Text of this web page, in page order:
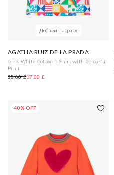
Добавить сразу
AGATHA RUIZ DE LA PRADA
Girls White Cotton T-Shirt with Colourful
Print
28,00 £17,00 £
40% OFF